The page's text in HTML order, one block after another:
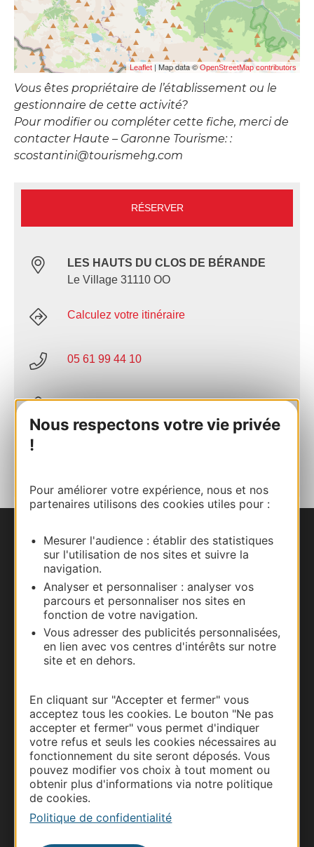
Nous respectons votre vie privée
!
Pour améliorer votre expérience, nous et nos
partenaires utilisons des cookies utiles pour :
Mesurer l'audience : établir des statistiques
sur l'utilisation de nos sites et suivre la
navigation.
Analyser et personnaliser : analyser vos
parcours et personnaliser nos sites en
fonction de votre navigation.
Vous adresser des publicités personnalisées,
en lien avec vos centres d'intérêts sur notre
site et en dehors.
En cliquant sur "Accepter et fermer" vous
acceptez tous les cookies. Le bouton "Ne pas
accepter et fermer" vous permet d'indiquer
votre refus et seuls les cookies nécessaires au
fonctionnement du site seront déposés. Vous
pouvez modifier vos choix à tout moment ou
obtenir plus d'informations via notre politique
de cookies.
Politique de confidentialité
Leaflet | Map data ©OpenStreetMap contributors
Vous êtes propriétaire de l’établissement ou le
gestionnaire de cette activité?
Pour modifier ou compléter cette fiche, merci de
contacter Haute – Garonne Tourisme: :
scostantini@tourismehg.com
RÉSERVER
LES HAUTS DU CLOS DE BÉRANDE
Le Village 31110 OO
Calculez votre itinéraire
05 61 99 44 10
E-mail
Nous contacter
Carte interactive
Documentation
Thermalisme
Business/Mice
Pros d'Occitanie
Site presse et d'influence